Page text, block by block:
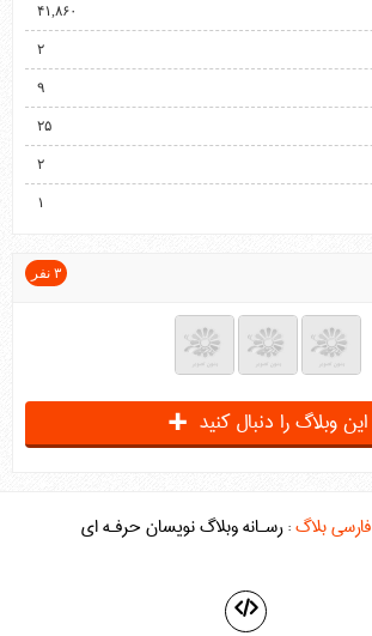
۴۱,۸۶۰
۲
۹
۲۵
۲
۱
۳ نفر
اين وبلاگ را دنبال كنيد+
فارسي بلاگ: رسـانه وبلاگ نويسان حرفـه اي